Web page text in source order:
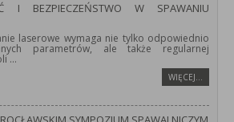
I BEZPIECZEŃSTWO W SPAWANIU
laserowe wymaga nie tylko odpowiednio
parametrów, ale także regularnej
...
WIĘCEJ…